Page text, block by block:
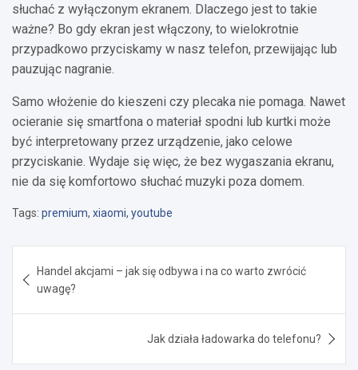
słuchać z wyłączonym ekranem. Dlaczego jest to takie
ważne? Bo gdy ekran jest włączony, to wielokrotnie
przypadkowo przyciskamy w nasz telefon, przewijając lub
pauzując nagranie.
Samo włożenie do kieszeni czy plecaka nie pomaga. Nawet
ocieranie się smartfona o materiał spodni lub kurtki może
być interpretowany przez urządzenie, jako celowe
przyciskanie. Wydaje się więc, że bez wygaszania ekranu,
nie da się komfortowo słuchać muzyki poza domem.
Tags: premium, xiaomi, youtube
wpisu
Handel akcjami – jak się odbywa i na co warto zwrócić
uwagę?
Jak działa ładowarka do telefonu?